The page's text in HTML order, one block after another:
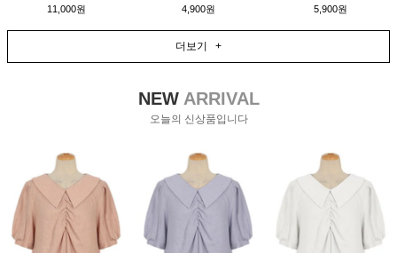
11,000원
4,900원
5,900원
더보기 +
NEWARRIVAL
오늘의 신상품입니다